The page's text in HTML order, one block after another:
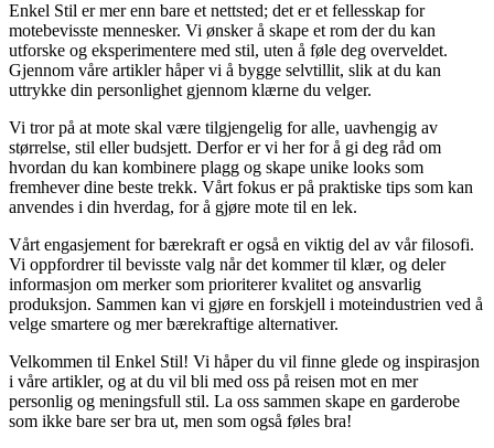
Enkel Stil er mer enn bare et nettsted; det er et fellesskap for
motebevisste mennesker. Vi ønsker å skape et rom der du kan
utforske og eksperimentere med stil, uten å føle deg overveldet.
Gjennom våre artikler håper vi å bygge selvtillit, slik at du kan
uttrykke din personlighet gjennom klærne du velger.
Vi tror på at mote skal være tilgjengelig for alle, uavhengig av
størrelse, stil eller budsjett. Derfor er vi her for å gi deg råd om
hvordan du kan kombinere plagg og skape unike looks som
fremhever dine beste trekk. Vårt fokus er på praktiske tips som kan
anvendes i din hverdag, for å gjøre mote til en lek.
Vårt engasjement for bærekraft er også en viktig del av vår filosofi.
Vi oppfordrer til bevisste valg når det kommer til klær, og deler
informasjon om merker som prioriterer kvalitet og ansvarlig
produksjon. Sammen kan vi gjøre en forskjell i moteindustrien ved å
velge smartere og mer bærekraftige alternativer.
Velkommen til Enkel Stil! Vi håper du vil finne glede og inspirasjon
i våre artikler, og at du vil bli med oss på reisen mot en mer
personlig og meningsfull stil. La oss sammen skape en garderobe
som ikke bare ser bra ut, men som også føles bra!